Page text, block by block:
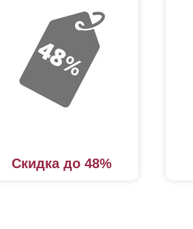
Скидка до 48%